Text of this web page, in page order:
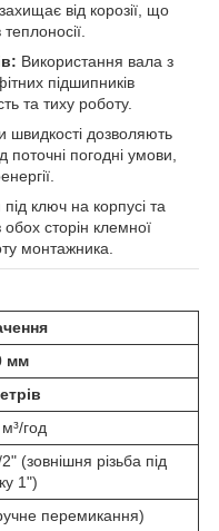
від корозії, що
Використання вала з
підшипників
та тиху роботу.
швидкості дозволяють
поточні погодні умови,
під ключ на корпусі та
сторін клемної
монтажника.
мм
год
(зовнішня різьба під
1")
перемикання)